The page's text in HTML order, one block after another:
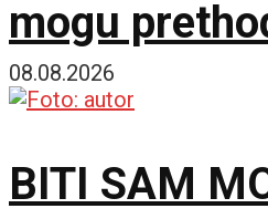
mogu
depresiji
08.08.2026
BITI SAM